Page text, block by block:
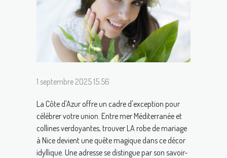
1 septembre 2025 15:56
La Côte d'Azur offre un cadre d'exception pour
célébrer votre union. Entre mer Méditerranée et
collines verdoyantes, trouver LA robe de mariage
à Nice devient une quête magique dans ce décor
idyllique. Une adresse se distingue par son savoir-